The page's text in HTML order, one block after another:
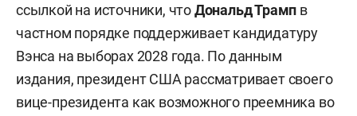
ссылкой на источники, чтоДональд Трамп в
частном порядке поддерживает кандидатуру
Вэнса на выборах 2028 года. По данным
издания, президент США рассматривает своего
вице-президента как возможного преемника во